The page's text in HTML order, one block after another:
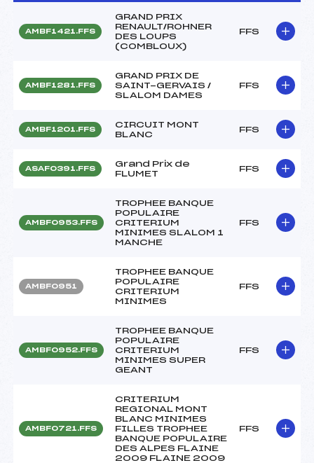
AMBF1421.FFS
GRAND PRIX
RENAULT/ROHNER
DES LOUPS
(COMBLOUX)
FFS
AMBF1281.FFS
GRAND PRIX DE
SAINT-GERVAIS /
SLALOM DAMES
FFS
AMBF1201.FFS
CIRCUIT MONT
BLANC
FFS
ASAF0391.FFS
Grand Prix de
FLUMET
FFS
AMBF0953.FFS
TROPHEE BANQUE
POPULAIRE
CRITERIUM
MINIMES SLALOM 1
MANCHE
FFS
AMBF0951
TROPHEE BANQUE
POPULAIRE
CRITERIUM
MINIMES
FFS
AMBF0952.FFS
TROPHEE BANQUE
POPULAIRE
CRITERIUM
MINIMES SUPER
GEANT
FFS
AMBF0721.FFS
CRITERIUM
REGIONAL MONT
BLANC MINIMES
FILLES TROPHEE
BANQUE POPULAIRE
DES ALPES FLAINE
2009 FLAINE 2009
FFS